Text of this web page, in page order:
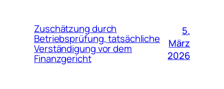
Zuschätzung durch
Betriebsprüfung, tatsächliche
Verständigung vor dem
Finanzgericht
5.
März
2026